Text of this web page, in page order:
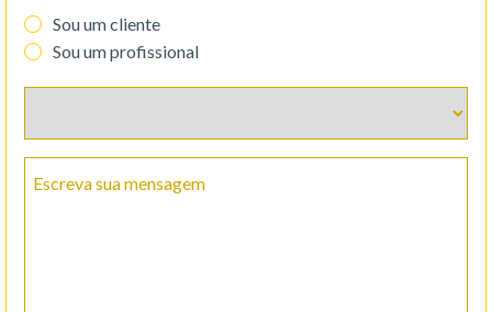
Sou um cliente
Sou um profissional
Escreva sua mensagem